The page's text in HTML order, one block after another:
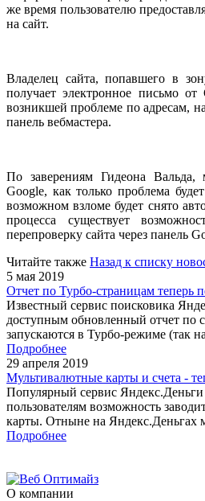
же время пользователю
на сайт.
Владелец сайта, попавшего в
получает электронное письмо
возникшей проблеме по адресам,
панель вебмастера.
По заверениям Гидеона Вальда,
Google, как только проблема
возможном взломе будет снято
процесса существует
перепроверку сайта через панель
Читайте также Назад к списку
5 мая 2019
Отчет по Турбо-страницам теперь
Известный сервис поисковика
доступным обновленный отчет по
запускаются в Турбо-режиме (так
Подробнее
29 апреля 2019
Мультивалютные карты и счета -
Популярный сервис Яндекс.Деньги
пользователям возможность
карты. Отныне на Яндекс.Деньгах
Подробнее
О компании